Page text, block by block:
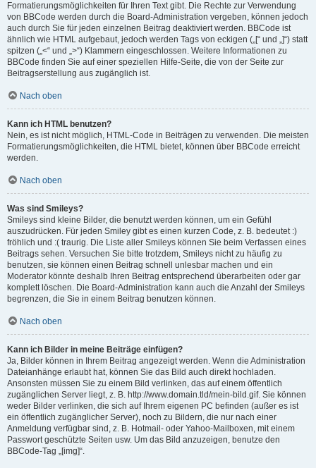
Formatierungsmöglichkeiten für Ihren Text gibt. Die Rechte zur Verwendung
von BBCode werden durch die Board-Administration vergeben, können jedoch
auch durch Sie für jeden einzelnen Beitrag deaktiviert werden. BBCode ist
ähnlich wie HTML aufgebaut, jedoch werden Tags von eckigen („[“ und „]“) statt
spitzen („<“ und „>“) Klammern eingeschlossen. Weitere Informationen zu
BBCode finden Sie auf einer speziellen Hilfe-Seite, die von der Seite zur
Beitragserstellung aus zugänglich ist.
Nach oben
Kann ich HTML benutzen?
Nein, es ist nicht möglich, HTML-Code in Beiträgen zu verwenden. Die meisten
Formatierungsmöglichkeiten, die HTML bietet, können über BBCode erreicht
werden.
Nach oben
Was sind Smileys?
Smileys sind kleine Bilder, die benutzt werden können, um ein Gefühl
auszudrücken. Für jeden Smiley gibt es einen kurzen Code, z. B. bedeutet :)
fröhlich und :( traurig. Die Liste aller Smileys können Sie beim Verfassen eines
Beitrags sehen. Versuchen Sie bitte trotzdem, Smileys nicht zu häufig zu
benutzen, sie können einen Beitrag schnell unlesbar machen und ein
Moderator könnte deshalb Ihren Beitrag entsprechend überarbeiten oder gar
komplett löschen. Die Board-Administration kann auch die Anzahl der Smileys
begrenzen, die Sie in einem Beitrag benutzen können.
Nach oben
Kann ich Bilder in meine Beiträge einfügen?
Ja, Bilder können in Ihrem Beitrag angezeigt werden. Wenn die Administration
Dateianhänge erlaubt hat, können Sie das Bild auch direkt hochladen.
Ansonsten müssen Sie zu einem Bild verlinken, das auf einem öffentlich
zugänglichen Server liegt, z. B. http://www.domain.tld/mein-bild.gif. Sie können
weder Bilder verlinken, die sich auf Ihrem eigenen PC befinden (außer es ist
ein öffentlich zugänglicher Server), noch zu Bildern, die nur nach einer
Anmeldung verfügbar sind, z. B. Hotmail- oder Yahoo-Mailboxen, mit einem
Passwort geschützte Seiten usw. Um das Bild anzuzeigen, benutze den
BBCode-Tag „[img]“.